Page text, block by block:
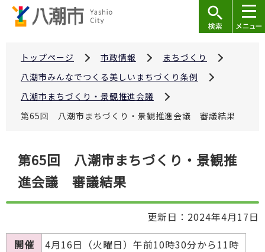
トップページ 市政情報
まちづくり
八潮市みんなでつくる美しいまちづくり条例
八潮市まちづくり・景観推進会議
第65回 八潮市まちづくり・景観推進会議 審議結果
第65回 八潮市まちづくり・景観推
進会議 審議結果
更新日：2024年4月17日
開催
4月16日（火曜日）午前10時30分から11時